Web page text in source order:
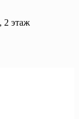
2 этаж